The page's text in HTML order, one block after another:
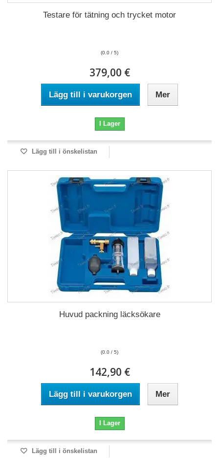
Testare för tätning och trycket motor
(0.0 / 5)
379,00 €
Lägg till i varukorgen Mer
I Lager
Lägg till i önskelistan
Huvud packning läcksökare
(0.0 / 5)
142,90 €
Lägg till i varukorgen Mer
I Lager
Lägg till i önskelistan